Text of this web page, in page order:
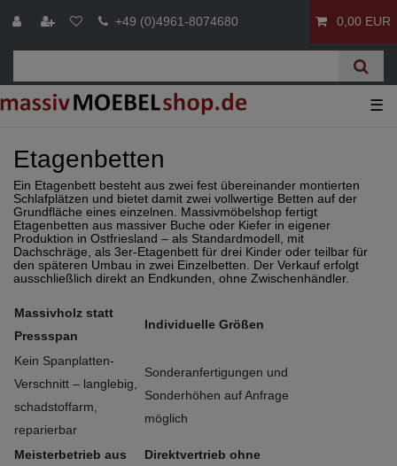
+49 (0)4961-8074680 0,00 EUR
☰
Etagenbetten
Ein Etagenbett besteht aus zwei fest übereinander montierten
Schlafplätzen und bietet damit zwei vollwertige Betten auf der
Grundfläche eines einzelnen. Massivmöbelshop fertigt
Etagenbetten aus massiver Buche oder Kiefer in eigener
Produktion in Ostfriesland – als Standardmodell, mit
Dachschräge, als 3er-Etagenbett für drei Kinder oder teilbar für
den späteren Umbau in zwei Einzelbetten. Der Verkauf erfolgt
ausschließlich direkt an Endkunden, ohne Zwischenhändler.
Massivholz statt
Pressspan
Individuelle Größen
Kein Spanplatten-
Verschnitt – langlebig,
schadstoffarm,
reparierbar
Sonderanfertigungen und
Sonderhöhen auf Anfrage
möglich
Meisterbetrieb aus
Direktvertrieb ohne